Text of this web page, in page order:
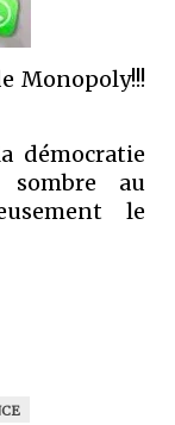
Monopoly!!!
démocratie
au
le